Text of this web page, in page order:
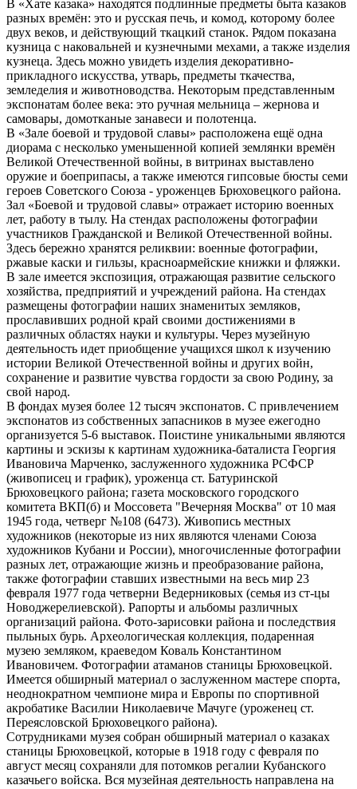
В «Хате казака» находятся подлинные предметы быта казаков
разных времён: это и русская печь, и комод, которому более
двух веков, и действующий ткацкий станок. Рядом показана
кузница с наковальней и кузнечными мехами, а также изделия
кузнеца. Здесь можно увидеть изделия декоративно-
прикладного искусства, утварь, предметы ткачества,
земледелия и животноводства. Некоторым представленным
экспонатам более века: это ручная мельница – жернова и
самовары, домотканые занавеси и полотенца.
В «Зале боевой и трудовой славы» расположена ещё одна
диорама с несколько уменьшенной копией землянки времён
Великой Отечественной войны, в витринах выставлено
оружие и боеприпасы, а также имеются гипсовые бюсты семи
героев Советского Союза - уроженцев Брюховецкого района.
Зал «Боевой и трудовой славы» отражает историю военных
лет, работу в тылу. На стендах расположены фотографии
участников Гражданской и Великой Отечественной войны.
Здесь бережно хранятся реликвии: военные фотографии,
ржавые каски и гильзы, красноармейские книжки и фляжки.
В зале имеется экспозиция, отражающая развитие сельского
хозяйства, предприятий и учреждений района. На стендах
размещены фотографии наших знаменитых земляков,
прославивших родной край своими достижениями в
различных областях науки и культуры. Через музейную
деятельность идет приобщение учащихся школ к изучению
истории Великой Отечественной войны и других войн,
сохранение и развитие чувства гордости за свою Родину, за
свой народ.
В фондах музея более 12 тысяч экспонатов. С привлечением
экспонатов из собственных запасников в музее ежегодно
организуется 5-6 выставок. Поистине уникальными являются
картины и эскизы к картинам художника-баталиста Георгия
Ивановича Марченко, заслуженного художника РСФСР
(живописец и график), уроженца ст. Батуринской
Брюховецкого района; газета московского городского
комитета ВКП(б) и Моссовета "Вечерняя Москва" от 10 мая
1945 года, четверг №108 (6473). Живопись местных
художников (некоторые из них являются членами Союза
художников Кубани и России), многочисленные фотографии
разных лет, отражающие жизнь и преобразование района,
также фотографии ставших известными на весь мир 23
февраля 1977 года четверни Ведерниковых (семья из ст-цы
Новоджерелиевской). Рапорты и альбомы различных
организаций района. Фото-зарисовки района и последствия
пыльных бурь. Археологическая коллекция, подаренная
музею земляком, краеведом Коваль Константином
Ивановичем. Фотографии атаманов станицы Брюховецкой.
Имеется обширный материал о заслуженном мастере спорта,
неоднократном чемпионе мира и Европы по спортивной
акробатике Василии Николаевиче Мачуге (уроженец ст.
Переясловской Брюховецкого района).
Сотрудниками музея собран обширный материал о казаках
станицы Брюховецкой, которые в 1918 году с февраля по
август месяц сохраняли для потомков регалии Кубанского
казачьего войска. Вся музейная деятельность направлена на